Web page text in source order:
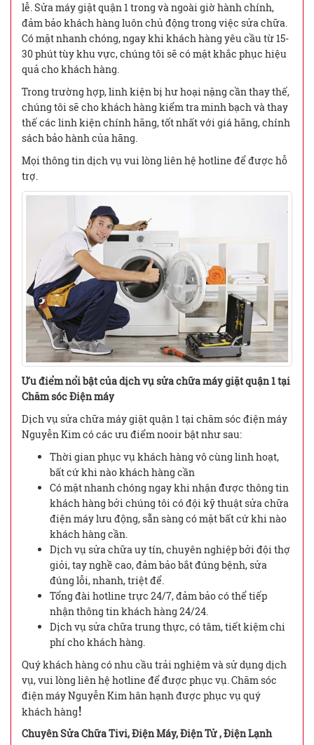
lễ. Sửa máy giặt quận 1 trong và ngoài giờ hành chính,
đảm bảo khách hàng luôn chủ động trong việc sửa chữa.
Có mặt nhanh chóng, ngay khi khách hàng yêu cầu từ 15-
30 phút tùy khu vực, chúng tôi sẽ có mặt khắc phục hiệu
quả cho khách hàng.
Trong trường hợp, linh kiện bị hư hoại nặng cần thay thế,
chúng tôi sẽ cho khách hàng kiểm tra minh bạch và thay
thế các linh kiện chính hãng, tốt nhất với giá hãng, chính
sách bảo hành của hãng.
Mọi thông tin dịch vụ vui lòng liên hệ hotline để được hỗ
trợ.
Ưu điểm nổi bật của dịch vụ sửa chữa máy giặt quận 1 tại
Chăm sóc Điện máy
Dịch vụ sửa chữa máy giặt quận 1 tại chăm sóc điện máy
Nguyễn Kim có các ưu điểm nooir bật như sau:
Thời gian phục vụ khách hàng vô cùng linh hoạt,
bất cứ khi nào khách hàng cần
Có mặt nhanh chóng ngay khi nhận được thông tin
khách hàng bởi chúng tôi có đội kỹ thuật sửa chữa
điện máy lưu động, sẵn sàng có mặt bất cứ khi nào
khách hàng cần.
Dịch vụ sửa chữa uy tín, chuyên nghiệp bởi đội thợ
giỏi, tay nghề cao, đảm bảo bắt đúng bệnh, sửa
đúng lỗi, nhanh, triệt để.
Tổng đài hotline trực 24/7, đảm bảo có thể tiếp
nhận thông tin khách hàng 24/24.
Dịch vụ sửa chữa trung thực, có tâm, tiết kiệm chi
phí cho khách hàng.
Quý khách hàng có nhu cầu trải nghiệm và sử dụng dịch
vụ, vui lòng liên hệ hotline để được phục vụ. Chăm sóc
điện máy Nguyễn Kim hân hạnh được phục vụ quý
khách hàng!
Chuyên Sửa Chữa Tivi, Điện Máy, Điện Tử , Điện Lạnh